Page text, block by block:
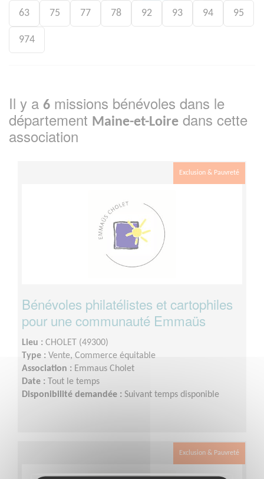
63 75 77 78 92 93 94 95
974
Il y a 6 missions bénévoles dans le
département Maine-et-Loire dans cette
association
Exclusion & Pauvreté
Bénévoles philatélistes et cartophiles
pour une communauté Emmaüs
Lieu : CHOLET (49300)
Type : Vente, Commerce équitable
Association : Emmaus Cholet
Date :
Tout le temps
Disponibilité demandée : Suivant temps disponible
Exclusion & Pauvreté